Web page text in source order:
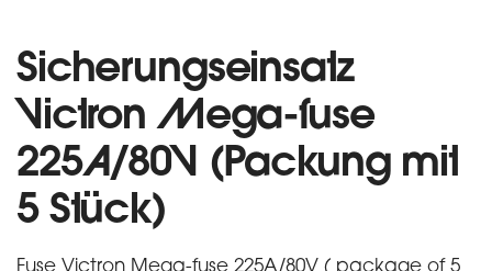
Sicherungseinsatz
Victron Mega-fuse
225A/80V (Packung mit
5 Stück)
Fuse Victron Mega-fuse 225A/80V ( package of 5